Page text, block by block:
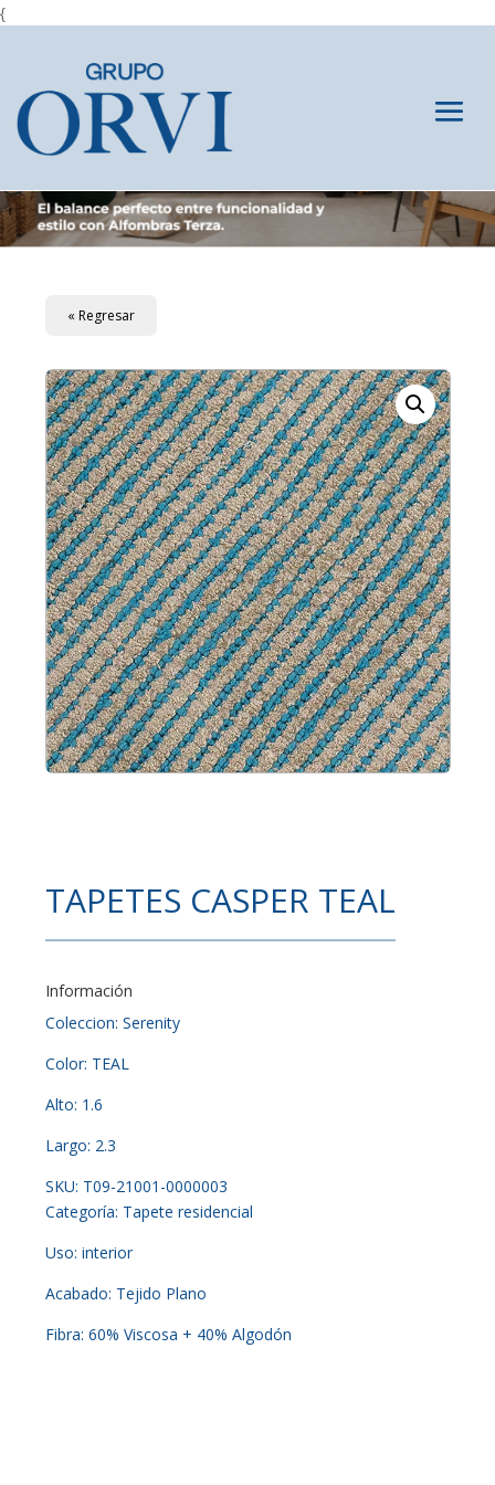
{
« Regresar
TAPETES CASPER TEAL
Información
Coleccion: Serenity
Color: TEAL
Alto: 1.6
Largo: 2.3
SKU: T09-21001-0000003
Categoría: Tapete residencial
Uso: interior
Acabado: Tejido Plano
Fibra: 60% Viscosa + 40% Algodón